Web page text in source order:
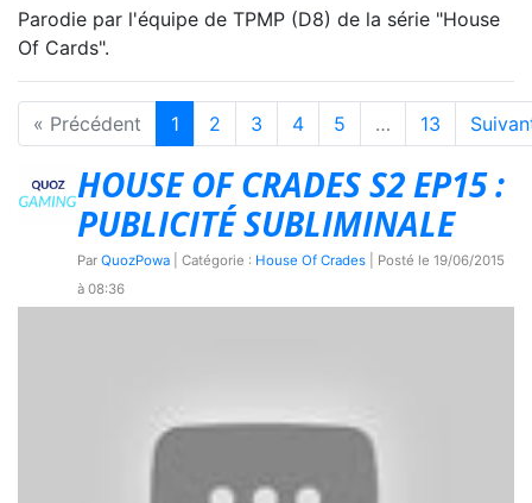
Parodie par l'équipe de TPMP (D8) de la série "House
Of Cards".
« Précédent 1 2 3 4 5 … 13
HOUSE OF CRADES S2 EP15 :
PUBLICITÉ SUBLIMINALE
Par QuozPowa | Catégorie : House Of Crades | Posté le 19/06/2015
à 08:36